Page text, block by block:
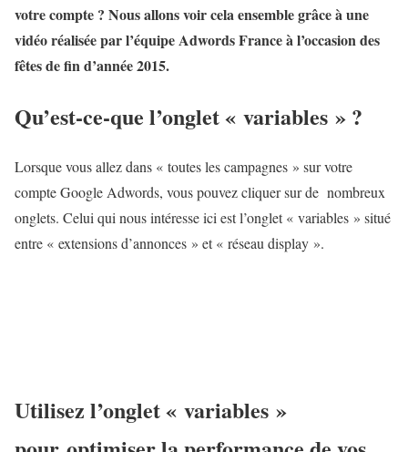
votre compte ? Nous allons voir cela ensemble grâce à une
vidéo réalisée par l’équipe Adwords France à l’occasion des
fêtes de fin d’année 2015.
Qu’est-ce-que l’onglet « variables » ?
Lorsque vous allez dans « toutes les campagnes » sur votre
compte Google Adwords, vous pouvez cliquer sur de nombreux
onglets. Celui qui nous intéresse ici est l’onglet « variables » situé
entre « extensions d’annonces » et « réseau display ».
Utilisez l’onglet « variables »